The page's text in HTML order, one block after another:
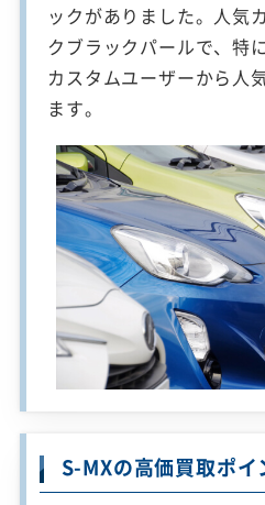
ックがありました。人気
クブラックパールで、特
カスタムユーザーから人
ます。
S-MXの高価買取ポイ